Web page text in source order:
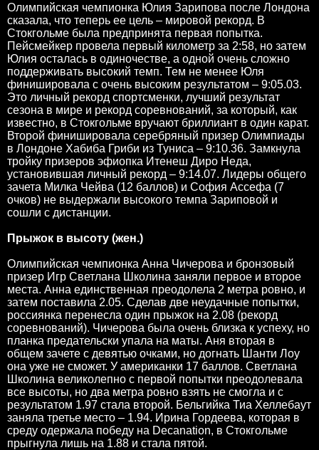
Олимпийская чемпионка Юлия Зарипова после Лондона
сказала, что теперь ее цель – мировой рекорд. В
Стокгольме была предпринята первая попытка.
Пейсмейкер провела первый километр за 2:58, но затем
Юлия осталась в одиночестве, а одной очень сложно
поддерживать высокий темп. Тем не менее Юля
финишировала с очень высоким результатом – 9:05.03.
Это личный рекорд спортсменки, лучший результат
сезона в мире и рекорд соревнований, за который, как
известно, в Стокгольме вручают бриллиант в один карат.
Второй финишировала серебряный призер Олимпиады
в Лондоне Хабиба Гриби из Туниса – 9:10.36. Замкнула
тройку призеров эфиопка Итенеш Диро Неда,
установившая личный рекорд – 9:14.07. Лидеры общего
зачета Милка Чейва (12 баллов) и София Ассефа (7
очков) не выдержали высокого темпа Зариповой и
сошли с дистанции.
Прыжок в высоту (жен.)
Олимпийская чемпионка Анна Чичерова и бронзовый
призер Игр Светлана Школина заняли первое и второе
места. Анна единственная преодолела 2 метра ровно, и
затем поставила 2.05. Сделав две неудачные попытки,
россиянка перенесла один прыжок на 2.08 (рекорд
соревнований). Чичерова была очень близка к успеху, но
планка предательски упала на маты. Аня вторая в
общем зачете с девятью очками, но догнать Шанти Лоу
она уже не сможет. У американки 17 баллов. Светлана
Школина великолепно с первой попытки преодолевала
все высоты, но два метра ровно взять не смогла и с
результатом 1.97 стала второй. Бельгийка Тиа Хеллебаут
заняла третье место – 1.94. Ирина Гордеева, которая в
среду одержала победу на Decanation, в Стокгольме
прыгнула лишь на 1.88 и стала пятой.